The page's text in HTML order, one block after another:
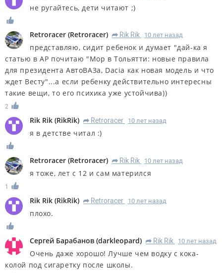
не ругайтесь, дети читают ;)
Retroracer (Retroracer) R Rik Rik 10 лет назад
представляю, сидит ребенок и думает "дай-ка я
статью в АР почитаю "Мор в Тольятти: новые правила
для президента АвтоВАЗа, Dacia как новая модель и что
ждет Весту"...а если ребенку действительно интересны
такие вещи, то его психика уже устойчива))
2
Rik Rik (RikRik) R Retroracer 10 лет назад
я в детстве читал :)
Retroracer (Retroracer) R Rik Rik 10 лет назад
я тоже, лет с 12 и сам матерился
1
Rik Rik (RikRik) R Retroracer 10 лет назад
плохо.
Сергей Барабанов (darkleopard) R Rik Rik 10 лет назад
Очень даже хорошо! Лучше чем водку с кока-
колой под сигаретку после школы.